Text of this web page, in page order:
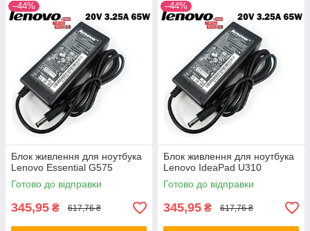
–44%
Блок живлення для ноутбука
Lenovo Essential G575
Готово до відправки
345,95 ₴ 617,76 ₴
–44%
Блок живлення для ноутбука
Lenovo IdeaPad U310
Готово до відправки
345,95 ₴ 617,76 ₴